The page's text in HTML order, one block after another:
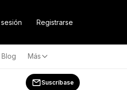
Registrarse
Blog Más
Suscríbase